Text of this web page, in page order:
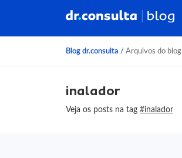
Blog dr.consulta / Arquivos do blog
inalador
Veja os posts na tag #inalador